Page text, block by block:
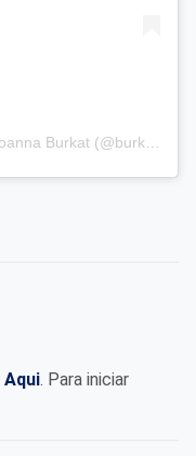
Aqui. Para iniciar